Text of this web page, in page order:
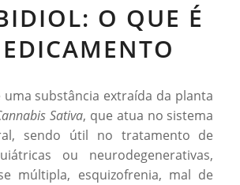
O QUE É
uma substância extraída da planta
Sativa, que atua no sistema
sendo útil no tratamento de
ou neurodegenerativas,
múltipla, esquizofrenia, mal de